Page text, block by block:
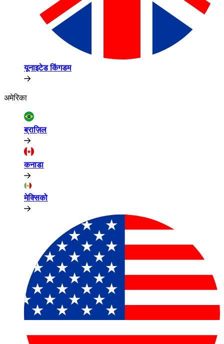
यूनाइटेड किंगडम​​
अमेरिका​​
ब्राज़िल​​
कनाडा​​
मेक्सिको​​